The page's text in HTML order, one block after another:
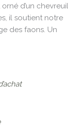
d’un chevreuil
il soutient notre
des faons. Un